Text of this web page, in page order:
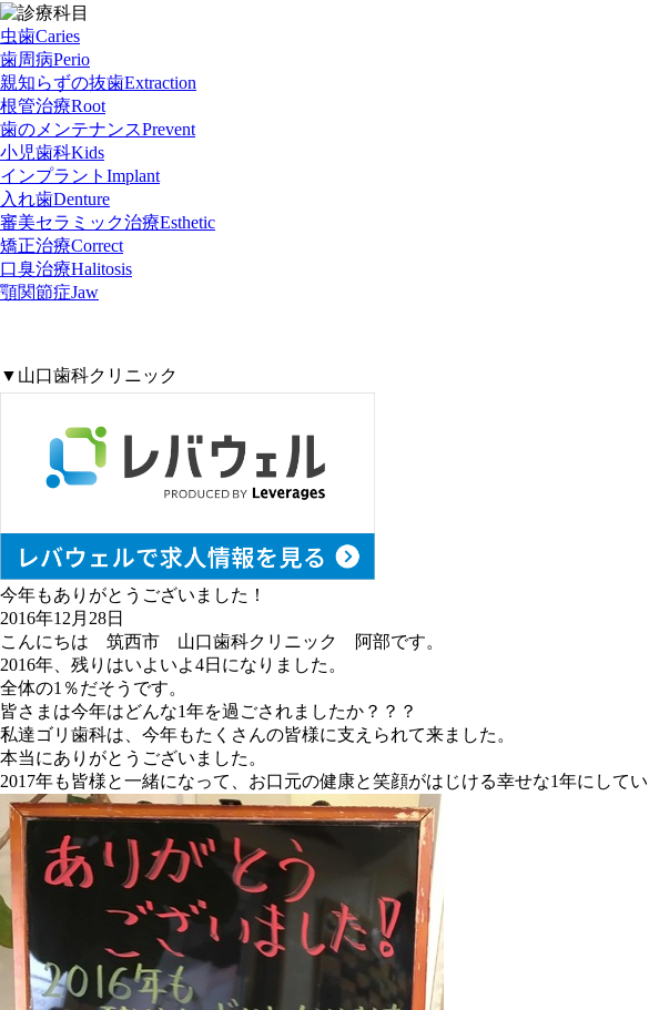
虫歯Caries
歯周病Perio
親知らずの抜歯Extraction
根管治療Root
歯のメンテナンスPrevent
小児歯科Kids
インプラント Implant
入れ歯Denture
審美セラミック治療Esthetic
矯正治療Correct
口臭治療Halitosis
顎関節症Jaw
▼山口歯科クリニック
今年もありがとうございました！
2016年12月28日
こんにちは 筑西市 山口歯科クリニック
阿部です。
2016年、残りはいよいよ4日になりました。
全体の1％だそうです。
皆さまは今年はどんな1年を過ごされましたか？？？
私達ゴリ歯科は、今年もたくさんの皆様に支えられて来ました。
本当にありがとうございました。
2017年も皆様と一緒になって、お口元の健康と笑顔がはじける幸せな1年にして